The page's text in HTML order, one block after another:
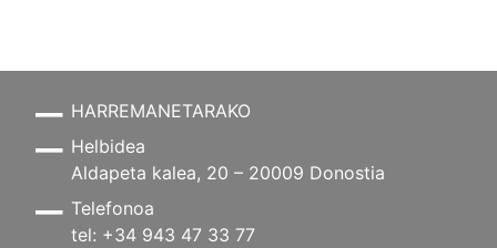
HARREMANETARAKO
Helbidea
Aldapeta kalea, 20 – 20009 Donostia
Telefonoa
tel: +34 943 47 33 77